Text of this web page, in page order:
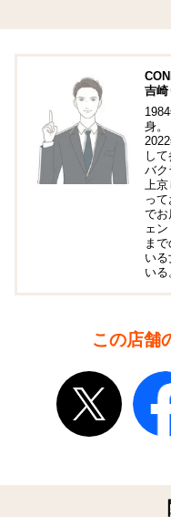
吉崎
身。
し
バク
上
っ
でお
ェ
ま
い
いる
この店舗